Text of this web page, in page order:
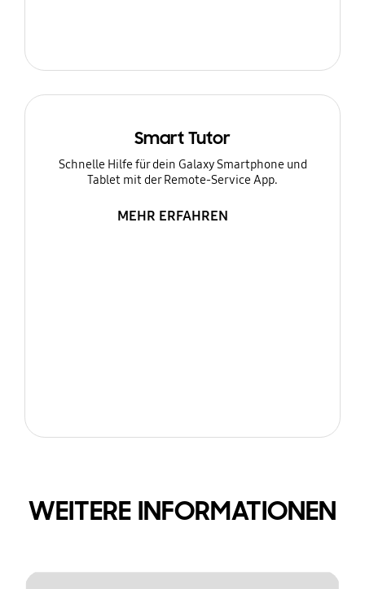
Smart Tutor
Schnelle Hilfe für dein Galaxy Smartphone und
Tablet mit der Remote-Service App.
MEHR ERFAHREN
WEITERE INFORMATIONEN